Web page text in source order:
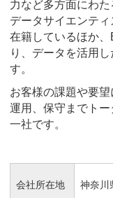
力など多方面にわた
データサイエンテ
在籍しているほか
り、データを活用
す。
お客様の課題や要望
運用、保守までト
一社です。
会社所在地 神奈川